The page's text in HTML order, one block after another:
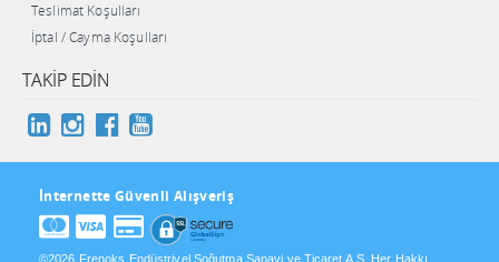
Teslimat Koşulları
İptal / Cayma Koşulları
TAKIP EDIN
İnternette Güvenli Alışveriş
©2026 Frenoks Endüstriyel Soğutma Sanayi ve Ticaret A.Ş. Her Hakkı